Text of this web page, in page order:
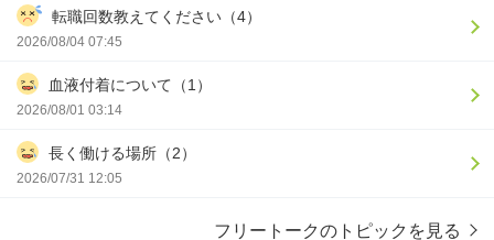
転職回数教えてください（4）
2026/08/04 07:45
血液付着について（1）
2026/08/01 03:14
長く働ける場所（2）
2026/07/31 12:05
フリートークのトピックを見る